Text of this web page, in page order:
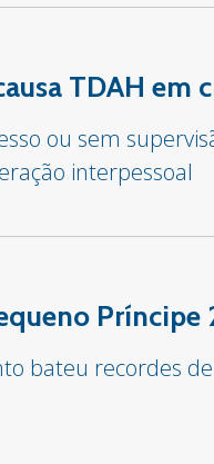
TDAH em
ou sem
interpessoal
bateu recordes